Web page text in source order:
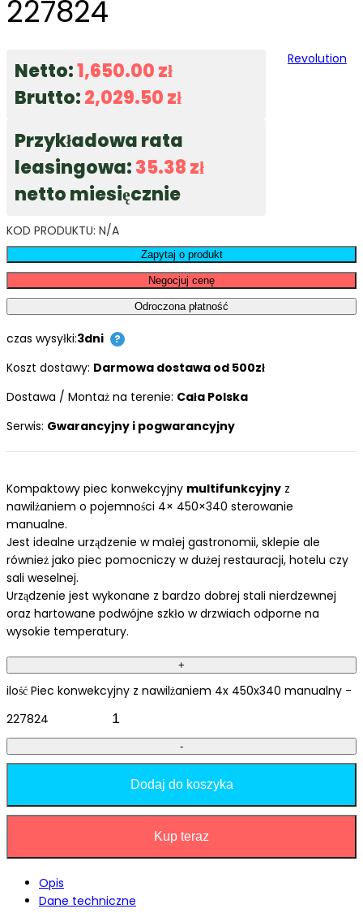
227824
Netto:1,650.00zł
Brutto:2,029.50zł
Revolution
Przykładowa rata
leasingowa:35.38zł
netto miesięcznie
KOD PRODUKTU: N/A
Zapytaj o produkt
Negocjuj cenę
Odroczona płatność
czas wysyłki:3dni ?
Koszt dostawy: Darmowa dostawa od 500zł
Dostawa / Montaż na terenie: Cała Polska
Serwis: Gwarancyjny i pogwarancyjny
Kompaktowy piec konwekcyjny multifunkcyjny z
nawilżaniem o pojemności 4× 450×340 sterowanie
manualne.
Jest idealne urządzenie w małej gastronomii, sklepie ale
również jako piec pomocniczy w dużej restauracji, hotelu czy
sali weselnej.
Urządzenie jest wykonane z bardzo dobrej stali nierdzewnej
oraz hartowane podwójne szkło w drzwiach odporne na
wysokie temperatury.
+
ilość Piec konwekcyjny z nawilżaniem 4x 450x340 manualny -
227824
-
Dodaj do koszyka
Kup teraz
Opis
Dane techniczne